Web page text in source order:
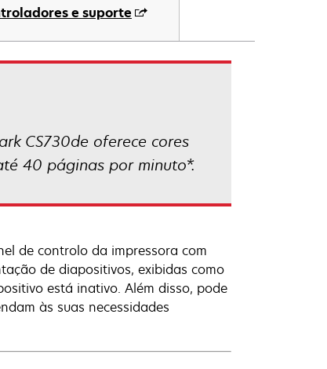
e suporte
CS730de oferece cores
40 páginas por minuto*.
de controlo da impressora com
de diapositivos, exibidas como
está inativo. Além disso, pode
às suas necessidades